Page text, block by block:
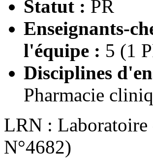
Statut : PR
Enseignants-
l'équipe : 5 (1
Disciplines
Pharmacie
LRN : Laboratoire
N°4682)